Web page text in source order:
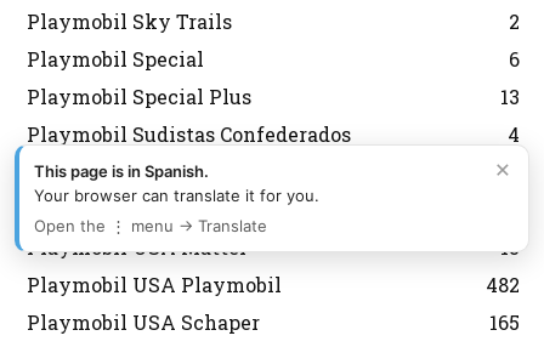
Playmobil Sky Trails
2
Playmobil Special
6
Playmobil Special Plus
13
Playmobil Sudistas Confederados
4
Playmobil the movie
12
Playmobil USA
Playmobil USA Mattel
13
Playmobil USA Playmobil
482
Playmobil USA Schaper
165
×
This page is in Spanish.
Your browser can translate it for you.
Open the ⋮ menu → Translate